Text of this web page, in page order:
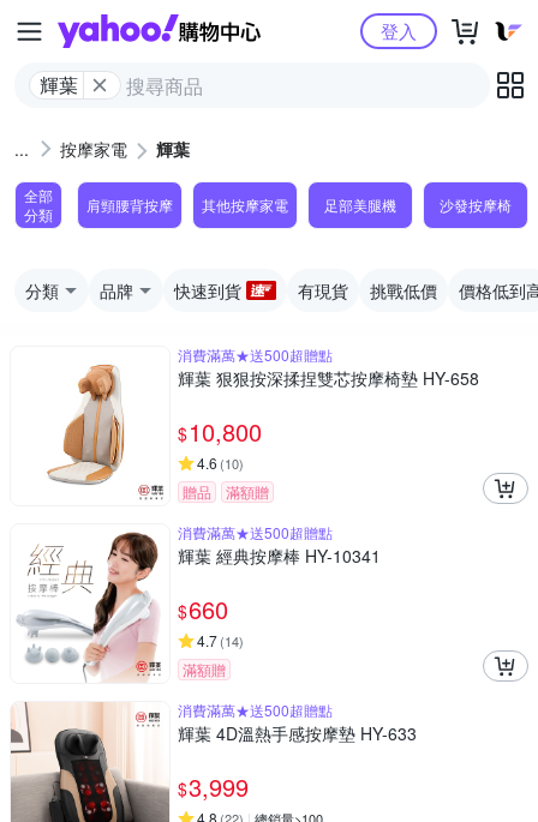
Yahoo購物中心
輝葉
登入
按摩家電 輝葉
全部
分類
肩頸腰背按摩 其他按摩家電 足部美腿機 沙發按摩椅
分類 品牌 快速到貨 有現貨 挑戰低價 價格低到
消費滿萬★送500超贈點
輝葉 狠狠按深揉捏雙芯按摩椅墊 HY-658
$10,800
4.6 (10)
贈品
滿額贈
消費滿萬★送500超贈點
輝葉 經典按摩棒 HY-10341
$660
4.7(14)
滿額贈
消費滿萬★送500超贈點
輝葉 4D溫熱手感按摩墊 HY-633
$3,999